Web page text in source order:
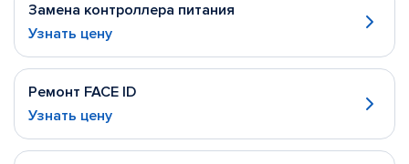
Замена контроллера питания
Узнать цену
Ремонт FACE ID
Узнать цену